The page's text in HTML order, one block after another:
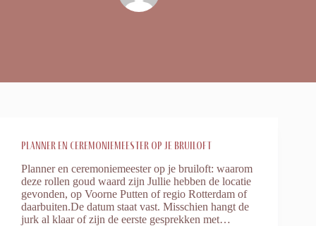
Planner en ceremoniemeester op je bruiloft
Planner en ceremoniemeester op je bruiloft: waarom
deze rollen goud waard zijn Jullie hebben de locatie
gevonden, op Voorne Putten of regio Rotterdam of
daarbuiten.De datum staat vast. Misschien hangt de
jurk al klaar of zijn de eerste gesprekken met…